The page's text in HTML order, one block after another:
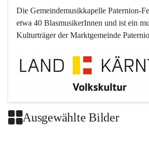
Die Gemeindemusikkapelle Paternion-
etwa 40 BlasmusikerInnen und ist ein
Kulturträger der Marktgemeinde
Ausgewählte Bilder